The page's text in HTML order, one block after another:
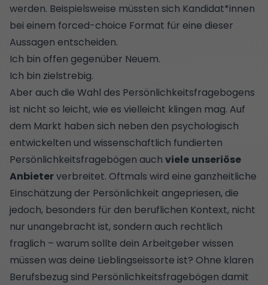
werden. Beispielsweise müssten sich Kandidat*innen
bei einem forced-choice Format für eine dieser
Aussagen entscheiden.
Ich bin offen gegenüber Neuem.
Ich bin zielstrebig.
Aber auch die Wahl des Persönlichkeitsfragebogens
ist nicht so leicht, wie es vielleicht klingen mag. Auf
dem Markt haben sich neben den psychologisch
entwickelten und wissenschaftlich fundierten
Persönlichkeitsfragebögen auch viele unseriöse
Anbieterverbreitet. Oftmals wird eine ganzheitliche
Einschätzung der Persönlichkeit angepriesen, die
jedoch, besonders für den beruflichen Kontext, nicht
nur unangebracht ist, sondern auch rechtlich
fraglich – warum sollte dein Arbeitgeber wissen
müssen was deine Lieblingseissorte ist? Ohne klaren
Berufsbezug sind Persönlichkeitsfragebögen damit